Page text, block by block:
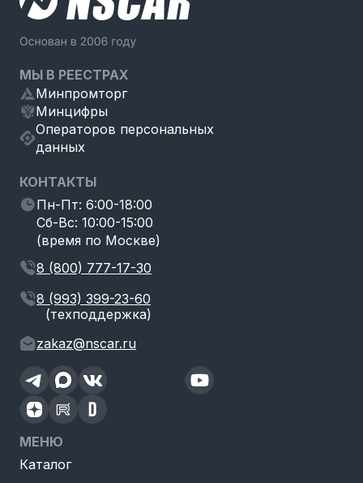
МЫ В РЕЕСТРАХ
Минпромторг
Минцифры
Операторов персональных
данных
КОНТАКТЫ
Пн-Пт: 6:00-18:00
Сб-Вс: 10:00-15:00
(время по Москве)
8 (800) 777-17-30
8 (993) 399-23-60
(техподдержка)
zakaz@nscar.ru
МЕНЮ
Каталог